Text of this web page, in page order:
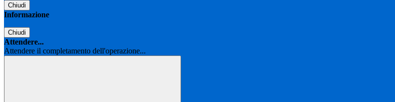
Chiudi
Informazione
Chiudi
Attendere...
Attendere il completamento dell'operazione...